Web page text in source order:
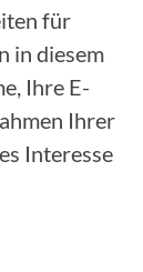
für
in diesem
Ihre E-
Ihrer
Interesse